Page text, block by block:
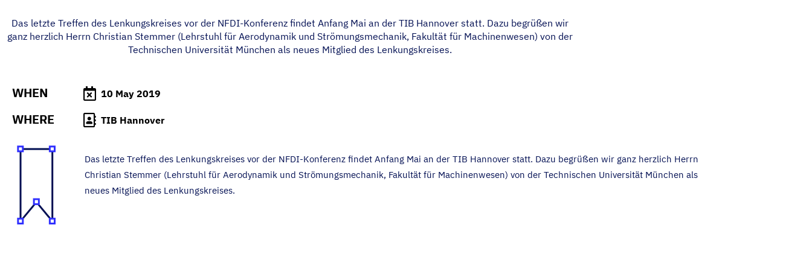
Das letzte Treffen des Lenkungskreises vor der NFDI-Konferenz findet Anfang Mai an der TIB Hannover statt. Dazu begrüßen wir
ganz herzlich Herrn Christian Stemmer (Lehrstuhl für Aerodynamik und Strömungsmechanik, Fakultät für Machinenwesen) von der
Technischen Universität München als neues Mitglied des Lenkungskreises.
WHEN 10 May 2019
WHERE TIB Hannover
Das letzte Treffen des Lenkungskreises vor der NFDI-Konferenz findet Anfang Mai an der TIB Hannover statt. Dazu begrüßen wir ganz herzlich Herrn
Christian Stemmer (Lehrstuhl für Aerodynamik und Strömungsmechanik, Fakultät für Machinenwesen) von der Technischen Universität München als
neues Mitglied des Lenkungskreises.